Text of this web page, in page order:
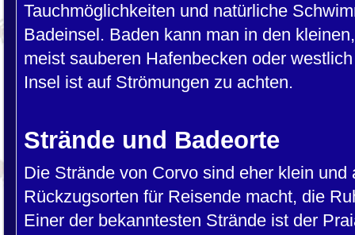
Tauchmöglichkeiten und natürliche
Badeinsel. Baden kann man in den
meist sauberen Hafenbecken oder
Insel ist auf Strömungen zu achten.
Strände und Badeorte
Die Strände von Corvo sind eher klein
Rückzugsorten für Reisende macht, die
Einer der bekanntesten Strände ist der